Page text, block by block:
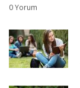
0 Yorum